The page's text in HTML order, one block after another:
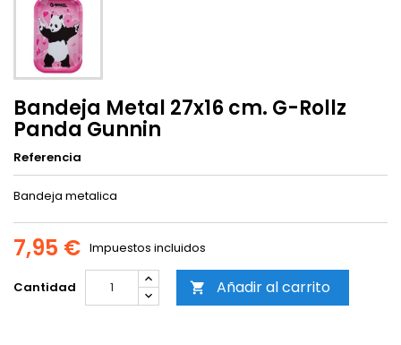
Bandeja Metal 27x16 cm. G-Rollz
Panda Gunnin
Referencia
Bandeja metalica
7,95 € Impuestos incluidos
Cantidad  Añadir al carrito